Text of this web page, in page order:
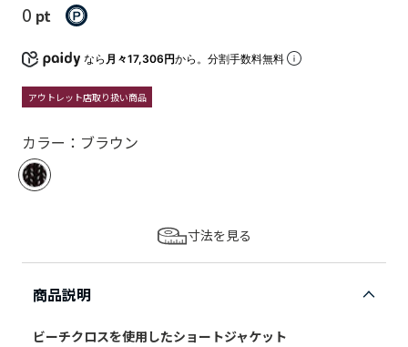
0 pt
なら 月々17,306円から。分割手数料無料
アウトレット店取り扱い商品
カラー：ブラウン
寸法を見る
商品説明
ビーチクロスを使用したショートジャケット